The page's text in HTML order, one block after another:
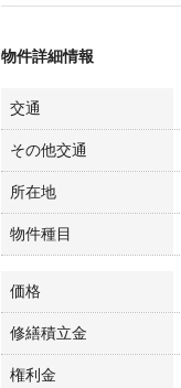
物件詳細情報
交通
その他交通
所在地
物件種目
価格
修繕積立金
権利金